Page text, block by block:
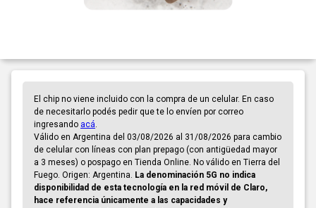
El chip no viene incluido con la compra de un celular. En caso
de necesitarlo podés pedir que te lo envíen por correo
ingresando acá
Válido en Argentina del 03/08/2026 al 31/08/2026 para cambio
de celular con líneas con plan prepago (con antigüedad mayor
a 3 meses) o pospago en Tienda Online. No válido en Tierra del
Fuego. Origen: Argentina. La denominación 5G no indica
disponibilidad de esta tecnología en la red móvil de Claro,
hace referencia únicamente a las capacidades y